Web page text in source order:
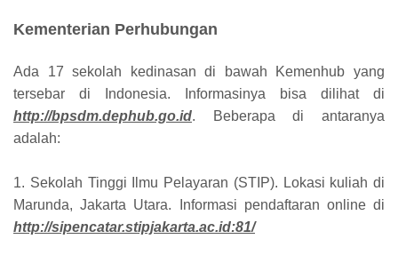
Kementerian Perhubungan
Ada 17 sekolah kedinasan di bawah Kemenhub yang
tersebar di Indonesia. Informasinya bisa dilihat di
http://bpsdm.dephub.go.id. Beberapa di antaranya
adalah:
1. Sekolah Tinggi Ilmu Pelayaran (STIP). Lokasi kuliah di
Marunda, Jakarta Utara. Informasi pendaftaran online di
http://sipencatar.stipjakarta.ac.id:81/